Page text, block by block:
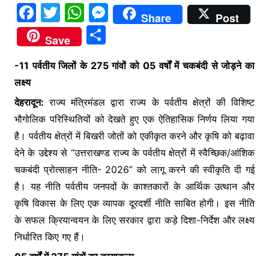
F
a
c
e
o
o
k
T
w
itt
er
W
h
at
s
p
p
M
e
s
n
g
er
Share
Post
Save
S
ar
-11 पर्वतीय जिलों के 275 गांवों को 05 वर्षों में चकबंदी से जोड़ने का
लक्ष्य
देहरादून: राज्य मंत्रिमंडल द्वारा राज्य के पर्वतीय क्षेत्रों की विशिष्ट
भौगोलिक परिस्थितियों को देखते हुए एक ऐतिहासिक निर्णय लिया गया
है। पर्वतीय क्षेत्रों में बिखरी जोतों को एकीकृत करने और कृषि को बढ़ावा
देने के उद्देश्य से “उत्तराखण्ड राज्य के पर्वतीय क्षेत्रों में स्वैच्छिक/आंशिक
चकबंदी प्रोत्साहन नीति- 2026” को लागू करने की स्वीकृति दी गई
है। यह नीति पर्वतीय जनपदों के काश्तकारों के आर्थिक उत्थान और
कृषि विकास के लिए एक व्यापक दूरदर्शी नीति साबित होगी। इस नीति
के सफल क्रियान्वयन के लिए सरकार द्वारा कड़े दिशा-निर्देश और लक्ष्य
निर्धारित किए गए हैं।